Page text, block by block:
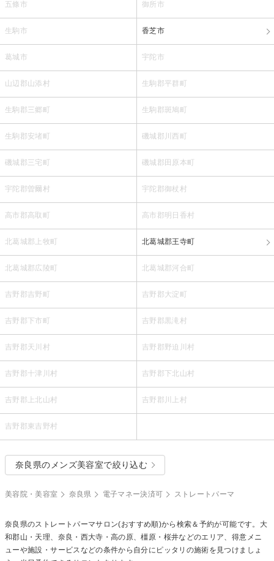
五條市 御所市
生駒市 香芝市
葛城市 宇陀市
山辺郡山添村 生駒郡平群町
生駒郡三郷町 生駒郡斑鳩町
生駒郡安堵町 磯城郡川西町
磯城郡三宅町 磯城郡田原本町
宇陀郡曽爾村 宇陀郡御杖村
高市郡高取町 高市郡明日香村
北葛城郡上牧町 北葛城郡王寺町
北葛城郡広陵町 北葛城郡河合町
吉野郡吉野町 吉野郡大淀町
吉野郡下市町 吉野郡黒滝村
吉野郡天川村 吉野郡野迫川村
吉野郡十津川村 吉野郡下北山村
吉野郡上北山村 吉野郡川上村
吉野郡東吉野村
奈良県のメンズ美容室で絞り込む
美容院・美容室 奈良県 電子マネー決済可 ストレートパーマ
奈良県のストレートパーマサロン(おすすめ順)から検索＆予約が可能です。大
和郡山・天理、奈良・西大寺・高の原、橿原・桜井などのエリア、得意メニ
ューや施設・サービスなどの条件から自分にピッタリの施術を見つけましょ